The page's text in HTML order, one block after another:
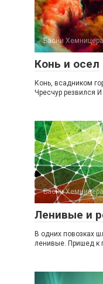
Басни Хемницера
Конь и осел
Конь, всадником
Чресчур резвился И
Басни Хемницера
Ленивые и
В одних повозках
ленивые. Пришед к